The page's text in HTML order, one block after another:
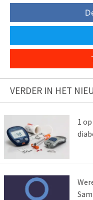
VERDER IN HET
1